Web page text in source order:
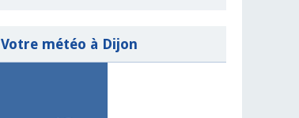
Votre météo à Dijon